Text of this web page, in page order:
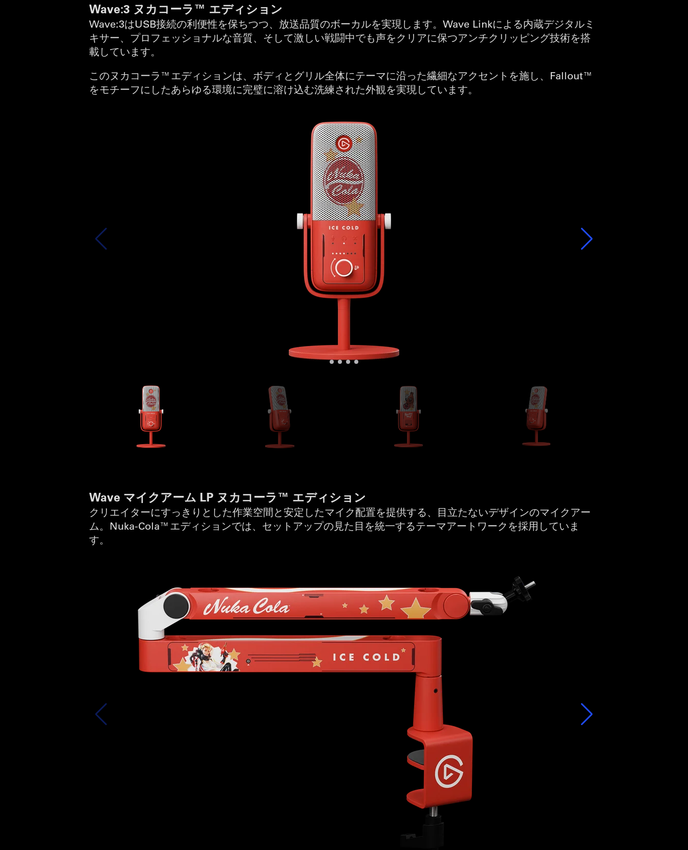
Wave:3 ヌカコーラ™ エディション
Wave:3はUSB接続の利便性を保ちつつ、放送品質のボーカルを実現します。Wave Linkによる内蔵デジタルミ
キサー、プロフェッショナルな音質、そして激しい戦闘中でも声をクリアに保つアンチクリッピング技術を搭
載しています。
このヌカコーラ™エディションは、ボディとグリル全体にテーマに沿った繊細なアクセントを施し、Fallout™
をモチーフにしたあらゆる環境に完璧に溶け込む洗練された外観を実現しています。
Wave マイクアーム LP ヌカコーラ™ エディション
クリエイターにすっきりとした作業空間と安定したマイク配置を提供する、目立たないデザインのマイクアー
ム。Nuka-Cola™エディションでは、セットアップの見た目を統一するテーマアートワークを採用していま
す。